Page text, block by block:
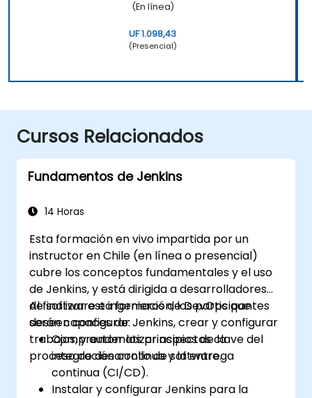
(En línea)
UF 1.098,43
(Presencial)
Cursos Relacionados
Fundamentos de Jenkins
14 Horas
Esta formación en vivo impartida por un
instructor en Chile (en línea o presencial)
cubre los conceptos fundamentales y el uso
de Jenkins, y está dirigida a desarrolladores
de software e ingenieros de DevOps que
deseen configurar Jenkins, crear y configurar
trabajos, y automatizar aspectos clave del
proceso de desarrollo de software.
Al finalizar esta formación, los participantes
serán capaces de:
Comprender los principios de la
integración continua y la entrega
continua (CI/CD).
Instalar y configurar Jenkins para la